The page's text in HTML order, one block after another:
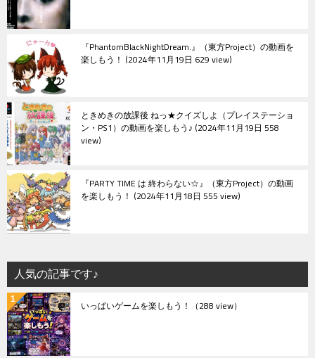
『PhantomBlackNightDream.』（東方Project）の動画を
楽しもう！ 2024年11月19日 629 view
ときめきの放課後 ねっ★クイズしよ（プレイステーショ
ン・PS1）の動画を楽しもう♪ 2024年11月19日 558
view
『PARTY TIME は 終わらない☆』（東方Project）の動画
を楽しもう！ 2024年11月18日 555 view
人気の記事です♪
いっぱいゲームを楽しもう！ （288 view）